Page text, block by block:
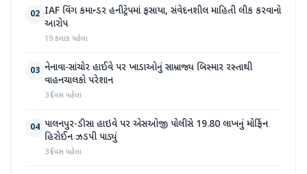
02 IAF વિંગ કમાન્ડર હનીટ્રેપમાં ફસાયા, સંવેદનશીલ માહિતી લીક કરવાનો
આરોપ
19 કલાક પહેલા
03 નેનાવા-સાંચોર હાઈવે પર ખાડાઓનું સામ્રાજ્ય બિસ્માર રસ્તાથી
વાહનચાલકો પરેશાન
3 દિવસ પહેલા
04 પાલનપુર-ડીસા હાઇવે પર એસઓજી પોલીસે 19.80 લાખનું મોર્ફિન
હિરોઈન ઝડપી પાડ્યું
3 દિવસ પહેલા